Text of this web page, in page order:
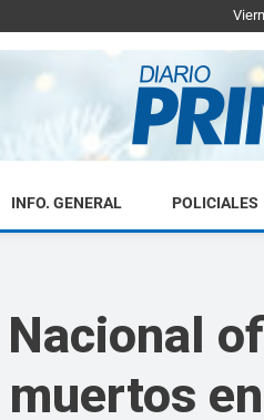
INFO. GENERAL POLICIALES
Nacional